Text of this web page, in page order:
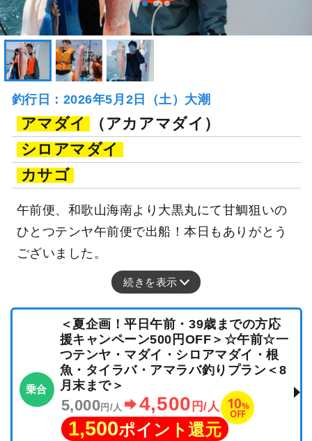
釣行日：2026年5月2日（土）大潮
アマダイ
（アカアマダイ）
シロアマダイ
カサゴ
午前便、和歌山海南より大黒丸にて甘鯛狙いの
ひとつテンヤ午前便で出船！本日もありがとう
ございました。
続きを表示
乗合
＜夏企画！平日午前・39歳までの方応
援キャンペーン500円OFF＞☆午前☆一
つテンヤ・マダイ・シロアマダイ・根
魚・タイラバ・アマラバ釣りプラン＜8
月末まで＞
5,000 円/人 4,500 円/人 10%
OFF
1,500ポイント還元